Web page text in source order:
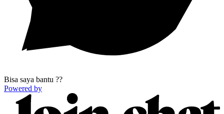
Bisa saya bantu ??
Powered by